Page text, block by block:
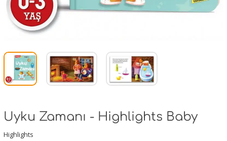
Uyku Zamanı - Highlights Baby
Highlights